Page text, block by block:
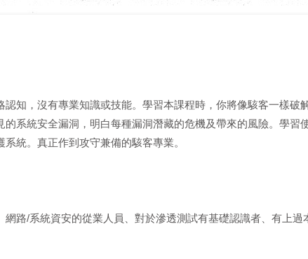
知，沒有專業知識或技能。學習本課程時，你將像駭客一樣破
系統安全漏洞，明白每種漏洞潛藏的危機及帶來的風險。學
統。真正作到攻守兼備的駭客專業。
路/系統資安的從業人員、對於滲透測試有基礎認識者、有上過